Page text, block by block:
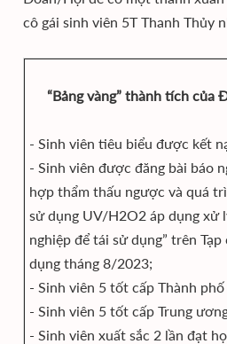
cô gái sinh viên 5T Thanh Thủy
“Bảng vàng” thành tích của
- Sinh viên tiêu biểu được kết
- Sinh viên được đăng bài báo
hợp thẩm thấu ngược và quá
sử dụng UV/H2O2 áp dụng xử
nghiệp để tái sử dụng” trên
dụng tháng 8/2023;
- Sinh viên 5 tốt cấp Thành
- Sinh viên 5 tốt cấp Trung
- Sinh viên xuất sắc 2 lần đạt